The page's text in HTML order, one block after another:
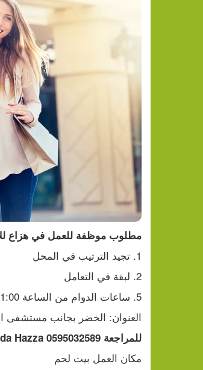
تراجع النفط
مطلوب موظفة للعمل في هزاع
1. تجيد الترتيب في المحل
2. لبقة في التعامل
5. ساعات الدوام من الساعة 11:00 صباحًا حتى الساعة 8 مساءً
العنوان: الخضر بجانب مستشفى
للمراجعة 0595032589 Hamada Hazza
مكان العمل بيت لحم